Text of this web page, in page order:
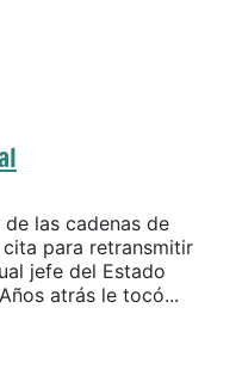
las cadenas de
para retransmitir
jefe del Estado
atrás le tocó...